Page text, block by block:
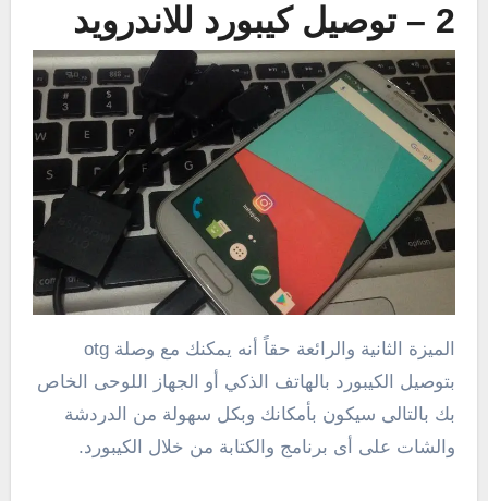
2 – توصيل كيبورد للاندرويد
الميزة الثانية والرائعة حقاً أنه يمكنك مع وصلة otg
بتوصيل الكيبورد بالهاتف الذكي أو الجهاز اللوحى الخاص
بك بالتالى سيكون بأمكانك وبكل سهولة من الدردشة
والشات على أى برنامج والكتابة من خلال الكيبورد.